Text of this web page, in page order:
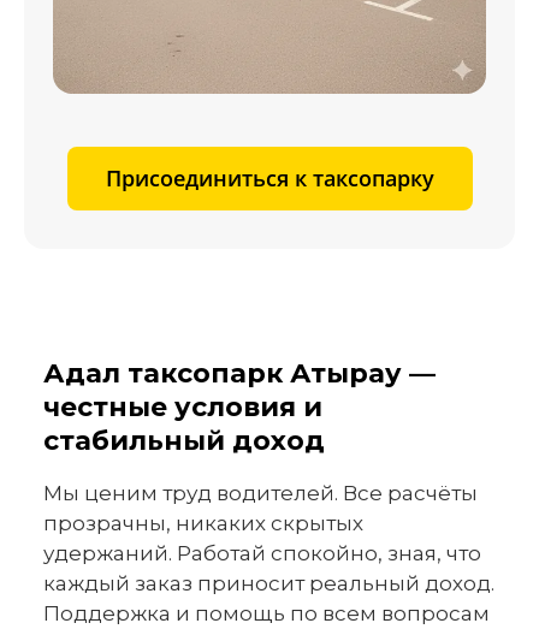
Присоединиться к таксопарку
Адал таксопарк Атырау —
честные условия и
стабильный доход
Мы ценим труд водителей. Все расчёты
прозрачны, никаких скрытых
удержаний. Работай спокойно, зная, что
каждый заказ приносит реальный доход.
Поддержка и помощь по всем вопросам